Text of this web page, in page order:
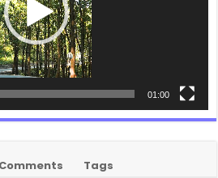
01:00
Comments Tags